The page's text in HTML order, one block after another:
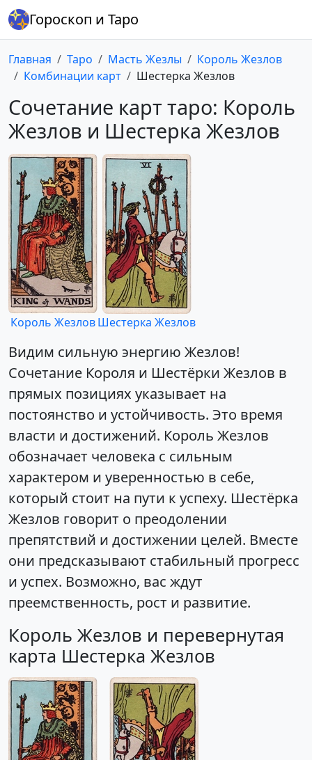
Гороскоп и Таро
Главная Таро Масть Жезлы
Король Жезлов
Комбинации карт
Шестерка Жезлов
Сочетание карт таро: Король
Жезлов и Шестерка Жезлов
Король ЖезловШестерка Жезлов
Видим сильную энергию Жезлов!
Сочетание Короля и Шестёрки Жезлов в
прямых позициях указывает на
постоянство и устойчивость. Это время
власти и достижений. Король Жезлов
обозначает человека с сильным
характером и уверенностью в себе,
который стоит на пути к успеху. Шестёрка
Жезлов говорит о преодолении
препятствий и достижении целей. Вместе
они предсказывают стабильный прогресс
и успех. Возможно, вас ждут
преемственность, рост и развитие.
Король Жезлов и перевернутая
карта Шестерка Жезлов